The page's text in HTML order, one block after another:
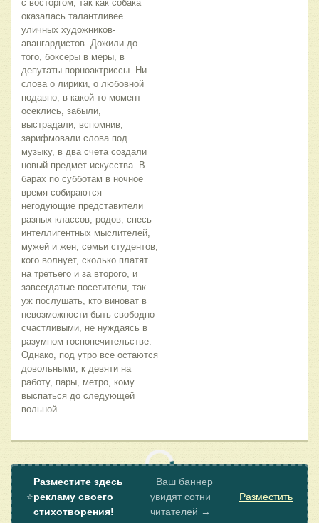
с восторгом, так как собака
оказалась талантливее
уличных художников-
авангардистов. Дожили до
того, боксеры в меры, в
депутаты порноактриссы. Ни
слова о лирики, о любовной
подавно, в какой-то момент
осеклись, забыли,
выстрадали, вспомнив,
зарифмовали слова под
музыку, в два счета создали
новый предмет искусства. В
барах по субботам в ночное
время собираются
негодующие представители
разных классов, родов, спесь
интеллигентных мыслителей,
мужей и жен, семьи студентов,
кого волнует, сколько платят
на третьего и за второго, и
завсегдатые посетители, так
уж послушать, кто виноват в
невозможности быть свободно
счастливыми, не нуждаясь в
разумном госпопечительстве.
Однако, под утро все остаются
довольными, к девяти на
работу, пары, метро, кому
выспаться до следующей
вольной.
⭐
Разместите здесь
рекламу своего
стихотворения!
Ваш баннер
увидят сотни
читателей →
Разместить